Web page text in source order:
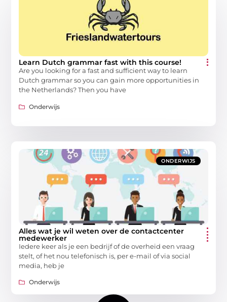
Learn Dutch grammar fast with this course!
Are you looking for a fast and sufficient way to learn
Dutch grammar so you can gain more opportunities in
the Netherlands? Then you have
Onderwijs
ONDERWIJS
Alles wat je wil weten over de contactcenter
medewerker
Iedere keer als je een bedrijf of de overheid een vraag
stelt, of het nou telefonisch is, per e-mail of via social
media, heb je
Onderwijs